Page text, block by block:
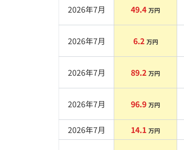
2026年7月 49.4 万円
2026年7月 6.2 万円
2026年7月 89.2 万円
2026年7月 96.9 万円
2026年7月 14.1 万円